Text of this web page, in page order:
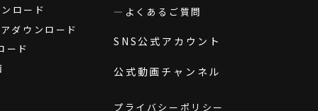
ロード
ダウンロード
ード
よくあるご質問
SNS公式アカウント
公式動画チャンネル
プライバシーポリシー